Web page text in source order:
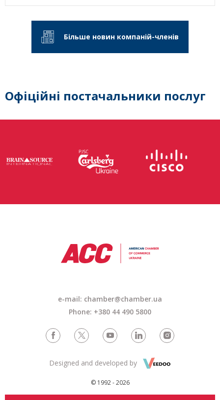
Більше новин компаній-членів
Офіційні постачальники послуг
e-mail: chamber@chamber.ua
Phone: +380 44 490 5800
© 1992 - 2026
Designed and developed by